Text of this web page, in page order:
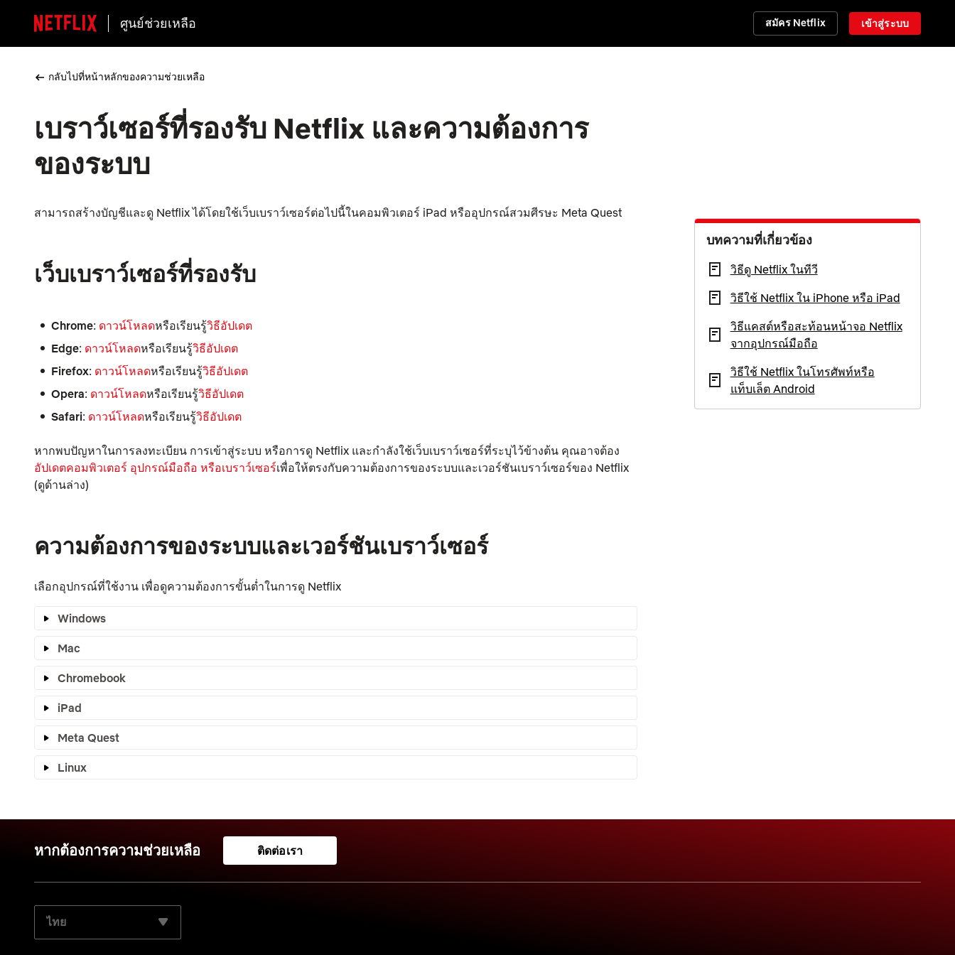
ศูนย์ช่วยเหลือ สมัคร Netflix เข้าสู่ระบบ
กลับไปที่หน้าหลักของความช่วยเหลือ
เบราว์เซอร์ที่รองรับ Netflix และความต้องการ
ของระบบ
สามารถสร้างบัญชีและดู Netflix ได้โดยใช้เว็บเบราว์เซอร์ต่อไปนี้ในคอมพิวเตอร์ iPad หรืออุปกรณ์สวมศีรษะ Meta Quest
เว็บเบราว์เซอร์ที่รองรับ
Chrome: ดาวน์โหลดหรือเรียนรู้วิธีอัปเดต
Edge: ดาวน์โหลดหรือเรียนรู้วิธีอัปเดต
Firefox: ดาวน์โหลดหรือเรียนรู้วิธีอัปเดต
Opera: ดาวน์โหลดหรือเรียนรู้วิธีอัปเดต
Safari: ดาวน์โหลดหรือเรียนรู้วิธีอัปเดต
หากพบปัญหาในการลงทะเบียน การเข้าสู่ระบบ หรือการดู Netflix และกำลังใช้เว็บเบราว์เซอร์ที่ระบุไว้ข้างต้น คุณอาจต้อง
อัปเดตคอมพิวเตอร์ อุปกรณ์มือถือ หรือเบราว์เซอร์เพื่อให้ตรงกับความต้องการของระบบและเวอร์ชันเบราว์เซอร์ของ Netflix
(ดูด้านล่าง)
ความต้องการของระบบและเวอร์ชันเบราว์เซอร์
เลือกอุปกรณ์ที่ใช้งาน เพื่อดูความต้องการขั้นต่ำในการดู Netflix
Windows
Mac
Chromebook
iPad
Meta Quest
Linux
บทความที่เกี่ยวข้อง
วิธีดู Netflix ในทีวี
วิธีใช้ Netflix ใน iPhone หรือ iPad
วิธีแคสต์หรือสะท้อนหน้าจอ Netflix
จากอุปกรณ์มือถือ
วิธีใช้ Netflix ในโทรศัพท์หรือ
แท็บเล็ต Android
หากต้องการความช่วยเหลือ ติดต่อเรา
เลือกภาษาที่ต้องการ: